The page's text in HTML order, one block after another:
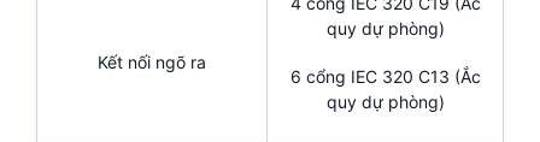
Kết nối ngõ ra
quy dự phòng)
6 cổng IEC 320 C13 (Ắc
quy dự phòng)